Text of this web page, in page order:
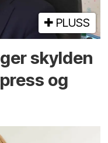
PLUSS
skylden
og